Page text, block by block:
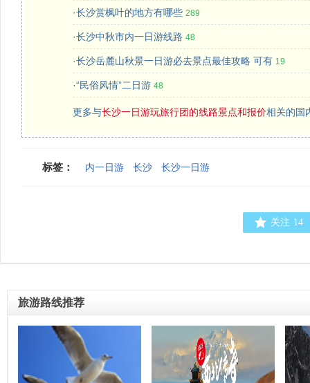
·长沙赏枫叶的地方有哪些 289
·长沙中秋市内一日游线路 48
·长沙岳麓山秋景一日游必去景点最佳攻略 可有 19
·“民俗风情”二日游 48
更多与长沙一日游玩旅行团的线路景点和报价相关的国
标签： 内一日游 长沙 长沙一日游
关注 14
旅游路线推荐